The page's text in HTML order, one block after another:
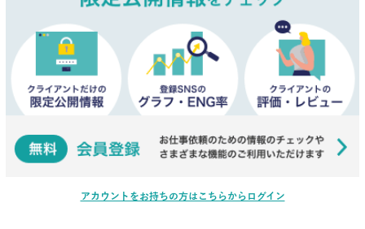
アカウントをお持ちの方はこちらからログイン